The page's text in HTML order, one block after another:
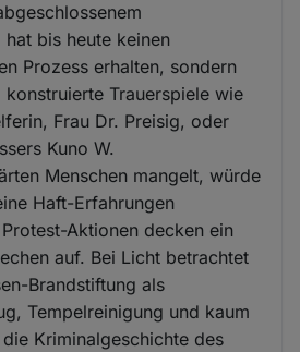
bis heute keinen
Prozess erhalten, sondern
Trauerspiele wie
Frau Dr. Preisig, oder
Kuno W.
Menschen mangelt, würde
Haft-Erfahrungen
Aktionen decken ein
auf. Bei Licht betrachtet
Brandstiftung als
Tempelreinigung und kaum
Kriminalgeschichte des